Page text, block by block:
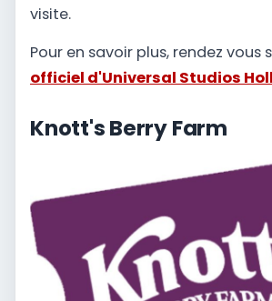
visite.
Pour en savoir plus, rendez vous
officiel d'Universal Studios
Knott's Berry Farm